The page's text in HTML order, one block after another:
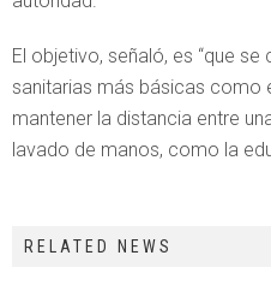
El objetivo, señaló, es “que
sanitarias más básicas como
mantener la distancia entre
lavado de manos, como la
RELATED NEWS